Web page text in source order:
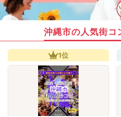
沖縄市の人気街コ
1位